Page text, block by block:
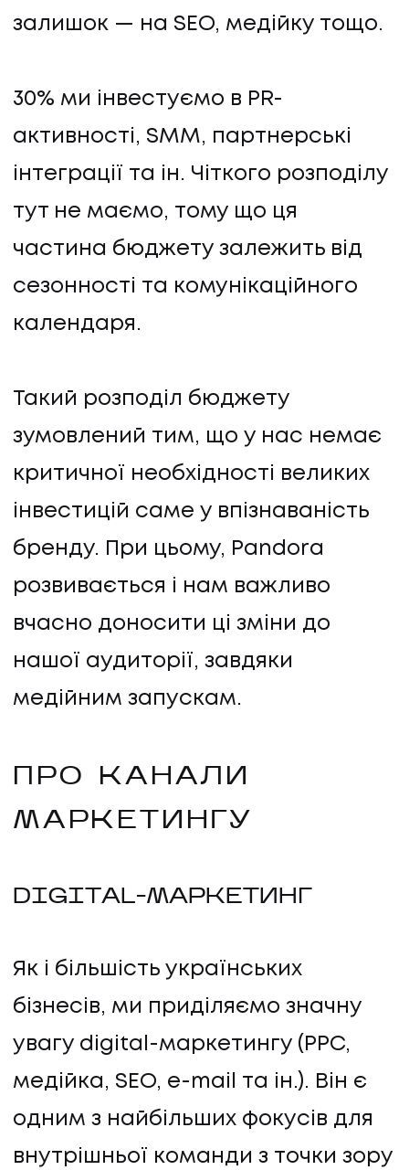
залишок — на SEO, медійку тощо.
30% ми інвестуємо в PR-
активності, SMM, партнерські
інтеграції та ін. Чіткого розподілу
тут не маємо, тому що ця
частина бюджету залежить від
сезонності та комунікаційного
календаря.
Такий розподіл бюджету
зумовлений тим, що у нас немає
критичної необхідності великих
інвестицій саме у впізнаваність
бренду. При цьому, Pandora
розвивається і нам важливо
вчасно доносити ці зміни до
нашої аудиторії, завдяки
медійним запускам.
ПРО КАНАЛИ
МАРКЕТИНГУ
DIGITAL-МАРКЕТИНГ
Як і більшість українських
бізнесів, ми приділяємо значну
увагу digital-маркетингу (PPC,
медійка, SEO, e-mail та ін.). Він є
одним з найбільших фокусів для
внутрішньої команди з точки зору